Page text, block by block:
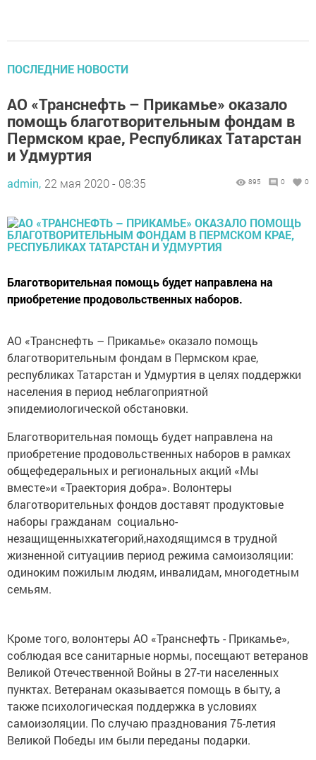
ПОСЛЕДНИЕ НОВОСТИ
АО «Транснефть – Прикамье» оказало
помощь благотворительным фондам в
Пермском крае, Республиках Татарстан
и Удмуртия
admin, 22 мая 2020 - 08:35 895 0 0
Благотворительная помощь будет направлена на
приобретение продовольственных наборов.
АО «Транснефть – Прикамье» оказало помощь
благотворительным фондам в Пермском крае,
республиках Татарстан и Удмуртия в целях поддержки
населения в период неблагоприятной
эпидемиологической обстановки.
Благотворительная помощь будет направлена на
приобретение продовольственных наборов в рамках
общефедеральных и региональных акций «Мы
вместе»и «Траектория добра». Волонтеры
благотворительных фондов доставят продуктовые
наборы гражданам социально-
незащищенныхкатегорий,находящимся в трудной
жизненной ситуациив период режима самоизоляции:
одиноким пожилым людям, инвалидам, многодетным
семьям.
Кроме того, волонтеры АО «Транснефть - Прикамье»,
соблюдая все санитарные нормы, посещают ветеранов
Великой Отечественной Войны в 27-ти населенных
пунктах. Ветеранам оказывается помощь в быту, а
также психологическая поддержка в условиях
самоизоляции. По случаю празднования 75-летия
Великой Победы им были переданы подарки.